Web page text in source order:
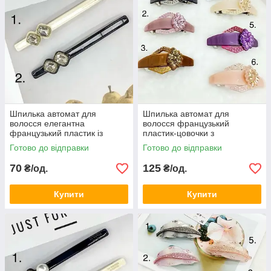
Шпилька автомат для
волосся елегантна
французький пластик із
кристалами розмір 11 см
висота 1.5 см 1 штука
Готово до відправки
70 ₴/од.
Купити
Шпилька автомат для
волосся французький
пластик-цовочки з
кристалами різні кольори
розмір 9 см висота 4 см 1 шт.
Готово до відправки
125 ₴/од.
Купити